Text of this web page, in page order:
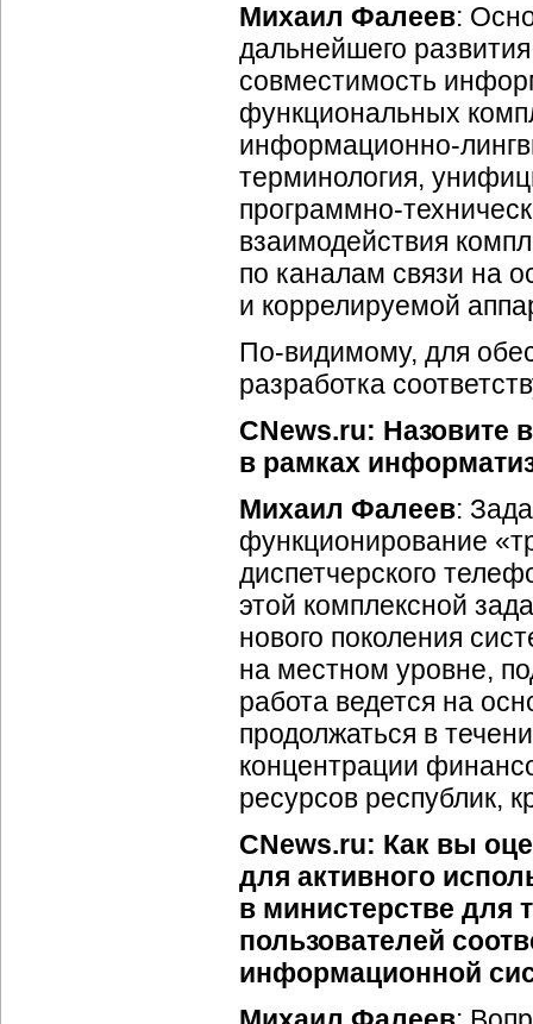
Михаил Фалеев:
дальнейшего
совместимость
функциональных
информационно-
терминология,
программно-
взаимодействия
по каналам связи на
и коррелируемой
По-видимому, для
разработка
CNews.ru: Назовите
в рамках
Михаил Фалеев:
функционирование
диспетчерского
этой комплексной
нового поколения
на местном уровне,
работа ведется на
продолжаться в
концентрации
ресурсов республик,
CNews.ru: Как вы
для активного
в министерстве для
пользователей
информационной